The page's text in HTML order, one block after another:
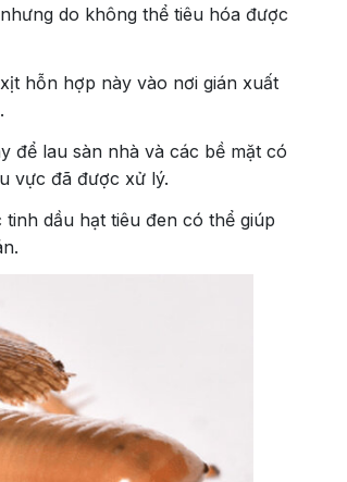
do không thể tiêu hóa được
hỗn hợp này vào nơi gián xuất
để lau sàn nhà và các bề mặt có
vực đã được xử lý.
dầu hạt tiêu đen có thể giúp